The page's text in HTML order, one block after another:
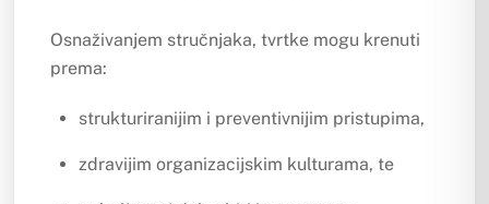
Osnaživanjem stručnjaka, tvrtke mogu krenuti
prema:
strukturiranijim i preventivnijim pristupima,
zdravijim organizacijskim kulturama, te